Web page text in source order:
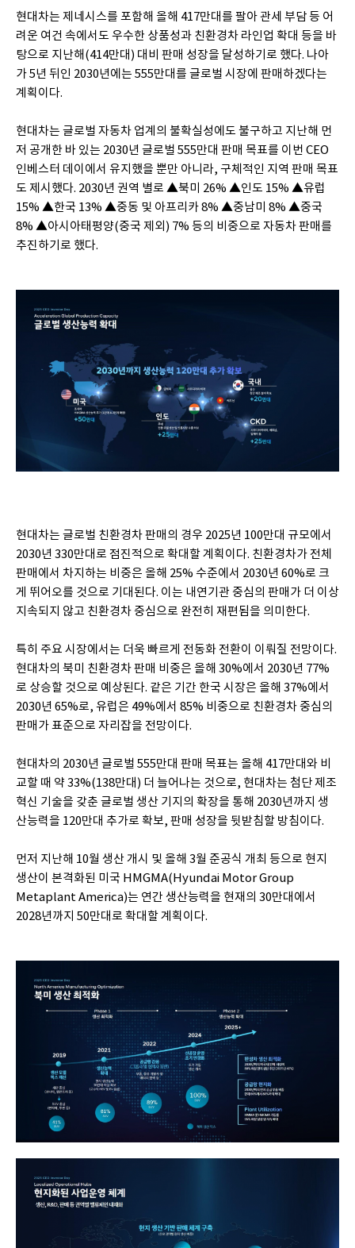
현대차는 제네시스를 포함해 올해 417만대를 팔아 관세 부담 등 어
려운 여건 속에서도 우수한 상품성과 친환경차 라인업 확대 등을 바
탕으로 지난해(414만대) 대비 판매 성장을 달성하기로 했다. 나아
가 5년 뒤인 2030년에는 555만대를 글로벌 시장에 판매하겠다는
계획이다.
현대차는 글로벌 자동차 업계의 불확실성에도 불구하고 지난해 먼
저 공개한 바 있는 2030년 글로벌 555만대 판매 목표를 이번 CEO
인베스터 데이에서 유지했을 뿐만 아니라, 구체적인 지역 판매 목표
도 제시했다. 2030년 권역 별로 ▲북미 26% ▲인도 15% ▲유럽
15% ▲한국 13% ▲중동 및 아프리카 8% ▲중남미 8% ▲중국
8% ▲아시아태평양(중국 제외) 7% 등의 비중으로 자동차 판매를
추진하기로 했다.
현대차는 글로벌 친환경차 판매의 경우 2025년 100만대 규모에서
2030년 330만대로 점진적으로 확대할 계획이다. 친환경차가 전체
판매에서 차지하는 비중은 올해 25% 수준에서 2030년 60%로 크
게 뛰어오를 것으로 기대된다. 이는 내연기관 중심의 판매가 더 이상
지속되지 않고 친환경차 중심으로 완전히 재편됨을 의미한다.
특히 주요 시장에서는 더욱 빠르게 전동화 전환이 이뤄질 전망이다.
현대차의 북미 친환경차 판매 비중은 올해 30%에서 2030년 77%
로 상승할 것으로 예상된다. 같은 기간 한국 시장은 올해 37%에서
2030년 65%로, 유럽은 49%에서 85% 비중으로 친환경차 중심의
판매가 표준으로 자리잡을 전망이다.
현대차의 2030년 글로벌 555만대 판매 목표는 올해 417만대와 비
교할 때 약 33%(138만대) 더 늘어나는 것으로, 현대차는 첨단 제조
혁신 기술을 갖춘 글로벌 생산 기지의 확장을 통해 2030년까지 생
산능력을 120만대 추가로 확보, 판매 성장을 뒷받침할 방침이다.
먼저 지난해 10월 생산 개시 및 올해 3월 준공식 개최 등으로 현지
생산이 본격화된 미국 HMGMA(Hyundai Motor Group
Metaplant America)는 연간 생산능력을 현재의 30만대에서
2028년까지 50만대로 확대할 계획이다.